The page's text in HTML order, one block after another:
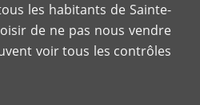
les habitants de Sainte-
de ne pas nous vendre
voir tous les contrôles